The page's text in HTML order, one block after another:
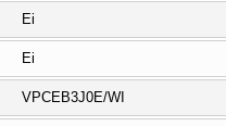
Ei
Ei
VPCEB3J0E/WI